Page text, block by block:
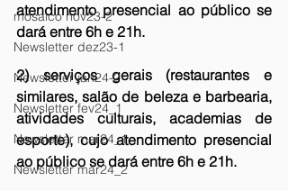
mosaico nov23-2
Newsletter dez23-1
Newsletter jan24-2
Newsletter fev24_1
Newsletter mar24_1
Newsletter mar24_2
atendimento presencial ao público se
dará entre 6h e 21h.
2) serviços gerais (restaurantes e
similares, salão de beleza e barbearia,
atividades culturais, academias de
esporte), cujo atendimento presencial
ao público se dará entre 6h e 21h.